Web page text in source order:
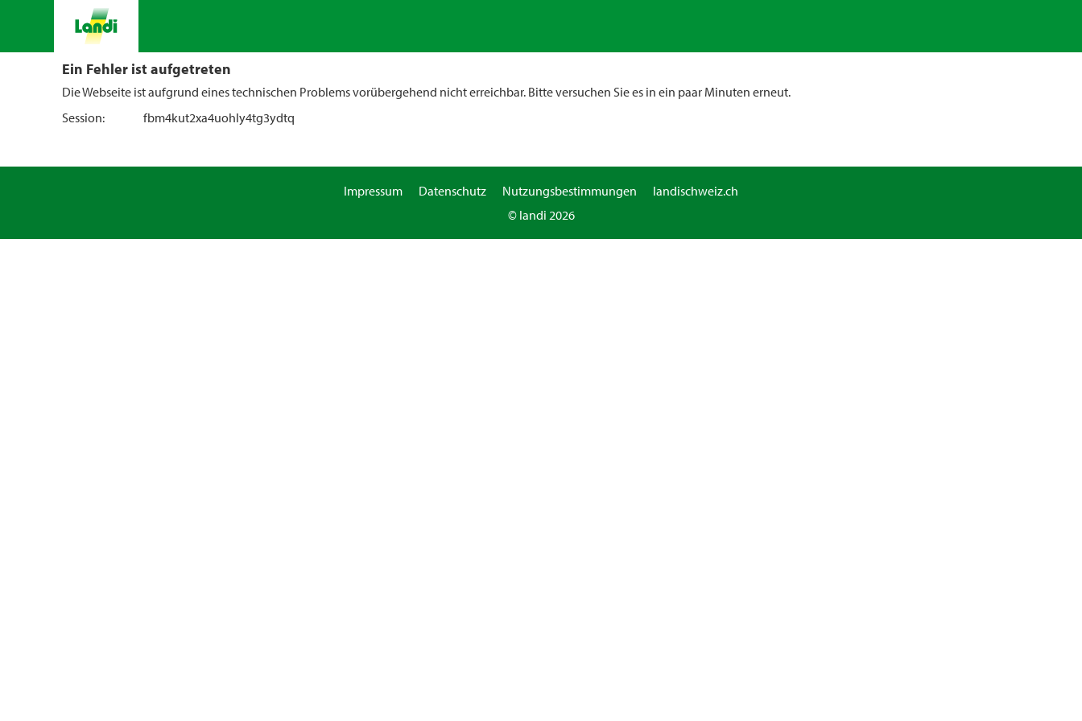
Ein Fehler ist aufgetreten
Die Webseite ist aufgrund eines technischen Problems vorübergehend nicht erreichbar. Bitte versuchen Sie es in ein paar Minuten erneut.
Session:
fbm4kut2xa4uohly4tg3ydtq
Impressum Datenschutz Nutzungsbestimmungen
landischweiz.ch
© landi 2026